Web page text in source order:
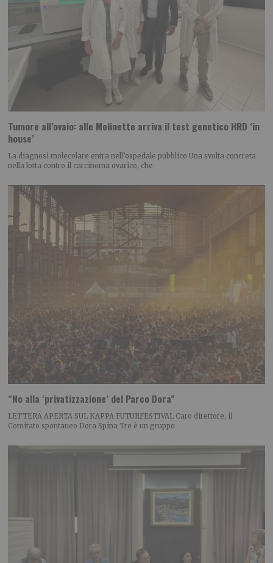
Tumore all’ovaio: alle Molinette arriva il test genetico HRD ‘in
house’
La diagnosi molecolare entra nell’ospedale pubblico Una svolta concreta
nella lotta contro il carcinoma ovarico, che
“No alla ‘privatizzazione’ del Parco Dora”
LETTERA APERTA SUL KAPPA FUTURFESTIVAL Caro direttore, il
Comitato spontaneo Dora Spina Tre è un gruppo